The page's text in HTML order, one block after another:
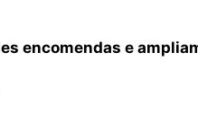
encomendas e